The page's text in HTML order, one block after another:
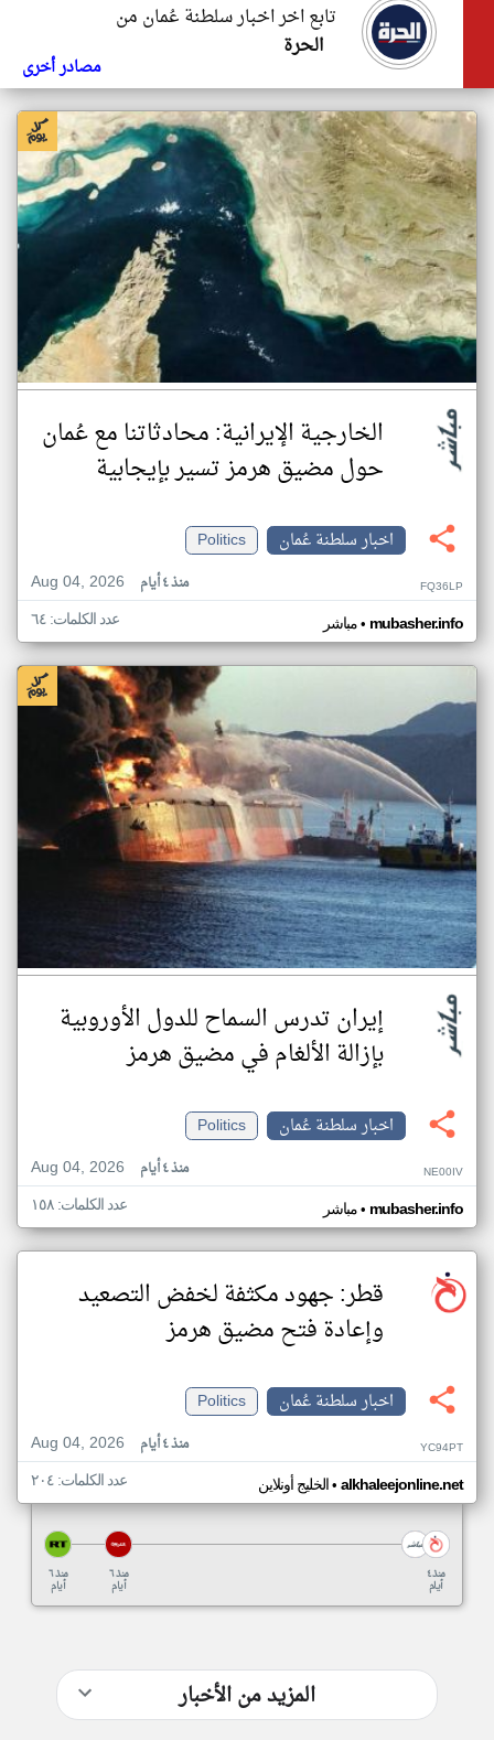
تابع اخر اخبار سلطنة عُمان من
الحرة
مصادر أخرى
الخارجية الإيرانية: محادثاتنا مع عُمان
حول مضيق هرمز تسير بإيجابية
اخبار سلطنة عُمان
Politics
Aug 04, 2026
منذ ٤ أيام FQ36LP
مباشر• mubasher.info عدد الكلمات: ٦٤
إيران تدرس السماح للدول الأوروبية
بإزالة الألغام في مضيق هرمز
اخبار سلطنة عُمان
Politics
Aug 04, 2026
منذ ٤ أيام NE00IV
مباشر• mubasher.info عدد الكلمات: ١٥٨
قطر: جهود مكثفة لخفض التصعيد
وإعادة فتح مضيق هرمز
اخبار سلطنة عُمان
Politics
Aug 04, 2026
منذ ٤ أيام YC94PT
الخليج أونلاين• alkhaleejonline.net عدد الكلمات: ٢٠٤
منذ ٦
أيام
منذ ٦
أيام
منذ ٤
أيام
المزيد من الأخبار